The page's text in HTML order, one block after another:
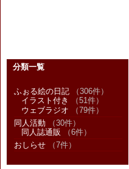
分類一覧
ふぉる絵の日記 （306件）
イラスト付き
（51件）
ウェブラジオ （79件）
同人活動 （30件）
同人誌通販 （6件）
おしらせ （7件）